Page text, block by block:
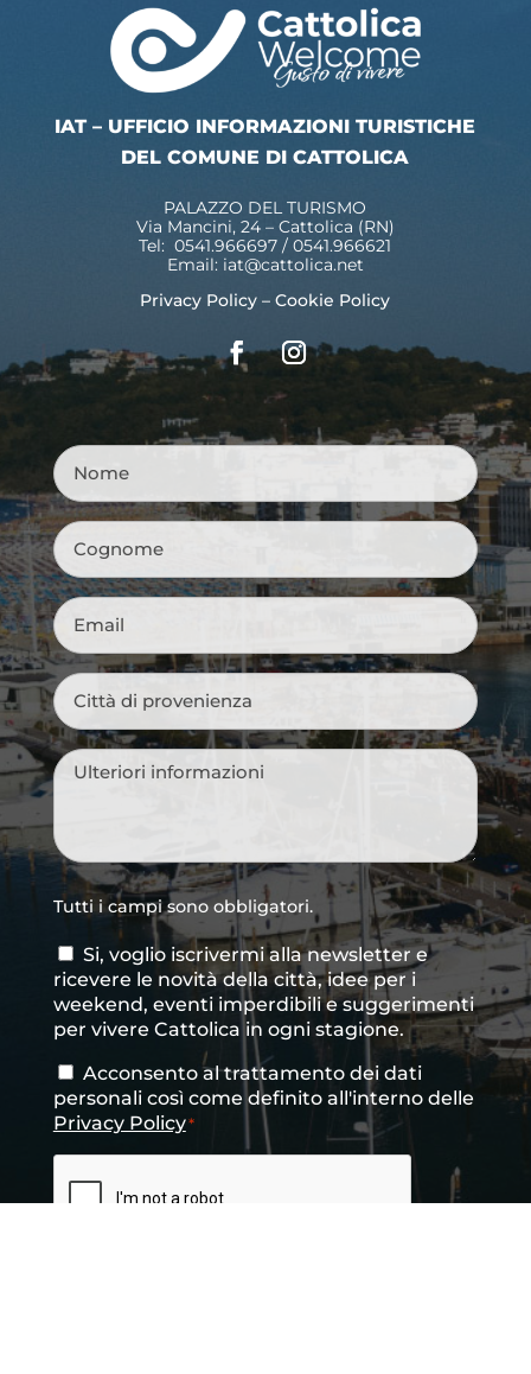
IAT – UFFICIO INFORMAZIONI TURISTICHE
DEL COMUNE DI CATTOLICA
PALAZZO DEL TURISMO
Via Mancini, 24 – Cattolica (RN)
Tel: 0541.966697 / 0541.966621
Email: iat@cattolica.net
Privacy Policy –Cookie Policy
Nome
Cognome
Email
Città
di
provenienza*
Messaggio
Tutti i campi sono obbligatori.
Consenso
newsletter
Si, voglio iscrivermi alla newsletter e
ricevere le novità della città, idee per i
weekend, eventi imperdibili e suggerimenti
per vivere Cattolica in ogni stagione.
Consenso*
Acconsento al trattamento dei dati
personali così come definito all'interno delle
Privacy Policy*